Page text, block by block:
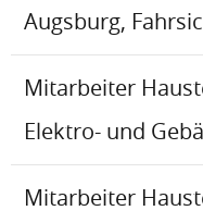
Augsburg,
Mitarbeiter
Elektro- und
Mitarbeiter